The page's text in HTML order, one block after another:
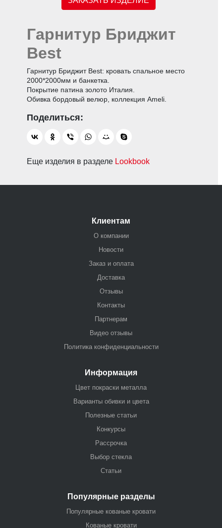
Гарнитур Бриджит
Best
Гарнитур Бриджит Best: кровать спальное место
2000*2000мм и банкетка.
Покрытие патина золото Италия.
Обивка бордовый велюр, коллекция Ameli.
Еще изделия в разделе Lookbook
Клиентам
О компании
Новости
Заказ и оплата
Доставка
Отзывы
Контакты
Партнерам
Видео отзывы
Политика конфиденциальности
Информация
Цвет покраски металла
Варианты обивки и цвета
Полезные статьи
Конкурсы
Рассрочка
Выбор стекла
Статьи
Популярные разделы
Популярные кованые кровати
Кованые кровати